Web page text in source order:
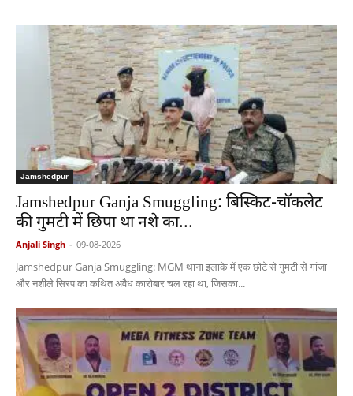
Jamshedpur
Jamshedpur Ganja Smuggling: बिस्किट-चॉकलेट
की गुमटी में छिपा था नशे का...
Anjali Singh - 09-08-2026
Jamshedpur Ganja Smuggling: MGM थाना इलाके में एक छोटे से गुमटी से गांजा
और नशीले सिरप का कथित अवैध कारोबार चल रहा था, जिसका...